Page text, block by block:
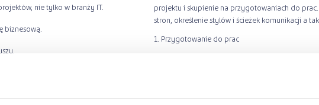
nie tylko w branży IT.
biznesową.
Analityka.
projektu i skupienie na przygotowaniach do
stron, określenie stylów i ścieżek komunikacji a
1. Przygotowanie do prac